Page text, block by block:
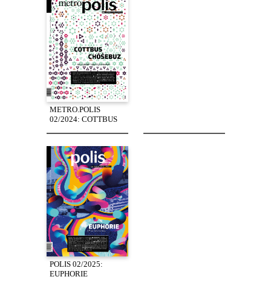
METRO.POLIS
02/2024: COTTBUS
POLIS 02/2025:
EUPHORIE